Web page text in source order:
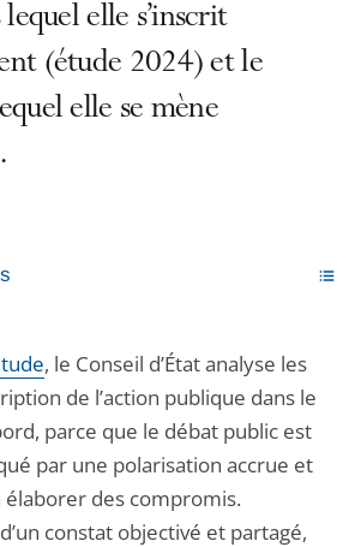
lequel elle s’inscrit
(étude 2024) et le
elle se mène
, le Conseil d’État analyse les
de l’action publique dans le
parce que le débat public est
par une polarisation accrue et
des compromis.
constat objectivé et partagé,